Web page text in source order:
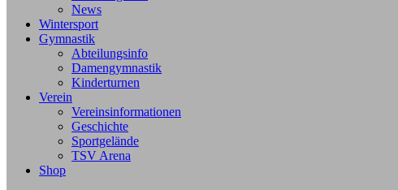
News
Wintersport
Gymnastik
Abteilungsinfo
Damengymnastik
Kinderturnen
Verein
Vereinsinformationen
Geschichte
Sportgelände
TSV Arena
Shop